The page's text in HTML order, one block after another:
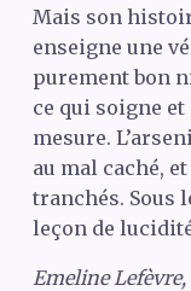
Mais son
enseigne une
purement bon
ce qui soigne
mesure.
au mal caché,
tranchés. Sous
leçon de
Emeline